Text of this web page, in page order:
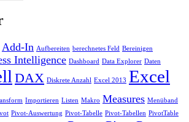
Add-In Aufbereiten berechnetes Feld Bereinigen
Intelligence Dashboard Data Explorer Daten
DAX Diskrete Anzahl Excel 2013 Excel
Importieren Listen Makro Measures Menüband
Pivot-Auswertung Pivot-Tabelle Pivot-Tabellen PivotTable